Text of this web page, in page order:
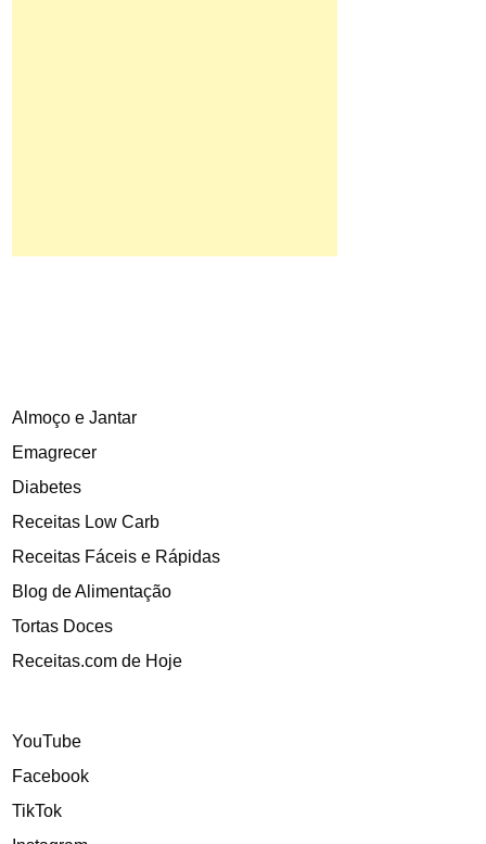
Almoço e Jantar
Emagrecer
Diabetes
Receitas Low Carb
Receitas Fáceis e Rápidas
Blog de Alimentação
Tortas Doces
Receitas.com de Hoje
YouTube
Facebook
TikTok